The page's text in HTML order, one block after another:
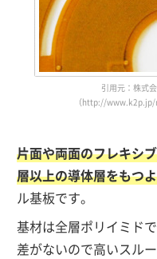
引用元：株式
（http://
片面や両面のフレキシ
層以上の導体層をもつ
ル基板です。
基材は全層ポリイミド
差がないので高いスル